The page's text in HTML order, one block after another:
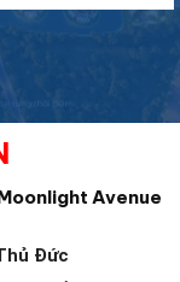
Avenue
Đức